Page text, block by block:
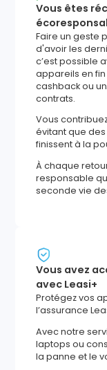
Vous êtes
Faire un geste
d'avoir les
c’est possible
appareils en
cashback ou
contrats.
Vous
évitant que
finissent à la
À chaque
responsable
seconde vie
Vous avez
avec Leasi+
Protégez vos
l’assurance
Avec notre
laptops ou
la panne et le